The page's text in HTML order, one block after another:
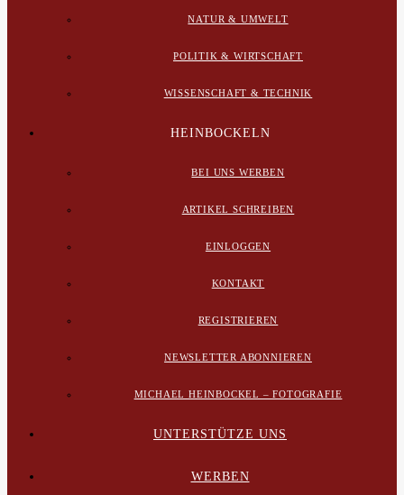
NATUR & UMWELT
POLITIK & WIRTSCHAFT
WISSENSCHAFT & TECHNIK
HEINBOCKELN
BEI UNS WERBEN
ARTIKEL SCHREIBEN
EINLOGGEN
KONTAKT
REGISTRIEREN
NEWSLETTER ABONNIEREN
MICHAEL HEINBOCKEL – FOTOGRAFIE
UNTERSTÜTZE UNS
WERBEN